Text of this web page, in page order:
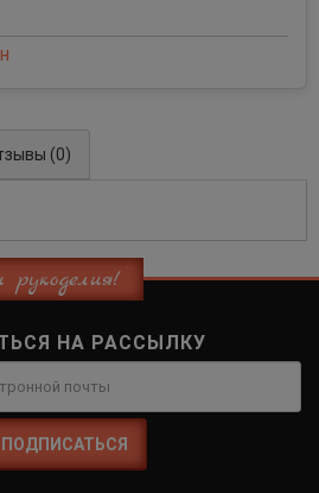
(0)
НА РАССЫЛКУ
ПОДПИСАТЬСЯ